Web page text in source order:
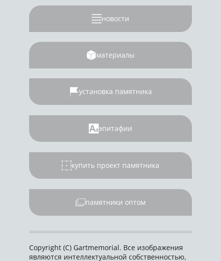
новости
материалы
установка памятника
эпитафии
купить проект памятника
памятники оптом
Copyright (C) Gartmemorial. Все изображения
являются интеллектуальной собственностью,